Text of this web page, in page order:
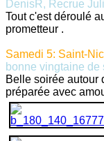
DenisR, Recrue
Tout c'est déroulé
prometteur .
Samedi 5: Saint-
bonne vingtaine
Belle soirée autour
préparée avec